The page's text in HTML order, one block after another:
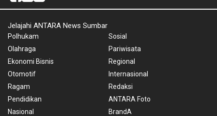
Jelajahi ANTARA News Sumbar
Polhukam
Olahraga
Ekonomi Bisnis
Otomotif
Ragam
Pendidikan
Nasional
Sosial
Pariwisata
Regional
Internasional
Redaksi
ANTARA Foto
BrandA